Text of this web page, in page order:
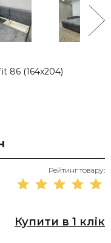
86 (164х204)
Рейтинг товару:
Купити в 1 клік